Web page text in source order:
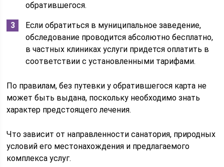
обратившегося.
Если обратиться в муниципальное заведение,
обследование проводится абсолютно бесплатно,
в частных клиниках услуги придется оплатить в
соответствии с установленными тарифами.
По правилам, без путевки у обратившегося карта не
может быть выдана, поскольку необходимо знать
характер предстоящего лечения.
Что зависит от направленности санатория, природных
условий его местонахождения и предлагаемого
комплекса услуг.